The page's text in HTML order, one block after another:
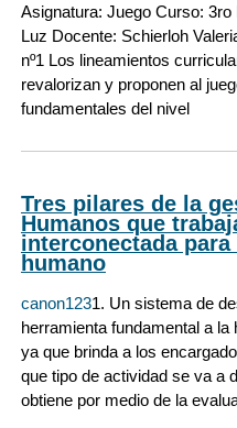
Asignatura: Juego Curso:
Luz Docente: Schierloh
nº1 Los lineamientos
revalorizan y proponen al
fundamentales del nivel
Tres pilares de la
Humanos que
interconectada
humano
canon1231. Un sistema de
herramienta fundamental a
ya que brinda a los
que tipo de actividad se va a
obtiene por medio de la